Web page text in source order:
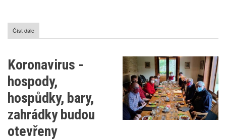
Číst dále
Poslední
2020
Koronavirus -
hospody,
hospůdky, bary,
zahrádky budou
otevřeny